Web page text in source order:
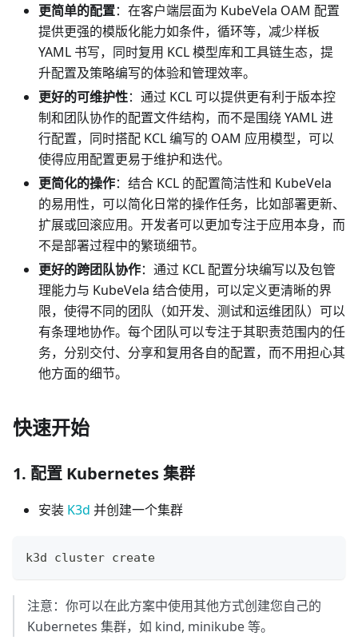
更简单的配置：在客户端层面为 KubeVela OAM 配置
提供更强的模版化能力如条件，循环等，减少样板
YAML 书写，同时复用 KCL 模型库和工具链生态，提
升配置及策略编写的体验和管理效率。
更好的可维护性：通过 KCL 可以提供更有利于版本控
制和团队协作的配置文件结构，而不是围绕 YAML 进
行配置，同时搭配 KCL 编写的 OAM 应用模型，可以
使得应用配置更易于维护和迭代。
更简化的操作：结合 KCL 的配置简洁性和 KubeVela
的易用性，可以简化日常的操作任务，比如部署更新、
扩展或回滚应用。开发者可以更加专注于应用本身，而
不是部署过程中的繁琐细节。
更好的跨团队协作：通过 KCL 配置分块编写以及包管
理能力与 KubeVela 结合使用，可以定义更清晰的界
限，使得不同的团队（如开发、测试和运维团队）可以
有条理地协作。每个团队可以专注于其职责范围内的任
务，分别交付、分享和复用各自的配置，而不用担心其
他方面的细节。
快速开始
1. 配置 Kubernetes 集群
安装 K3d 并创建一个集群
k3d cluster create
注意：你可以在此方案中使用其他方式创建您自己的
Kubernetes 集群，如 kind, minikube 等。